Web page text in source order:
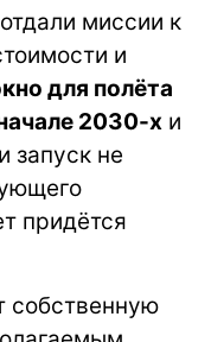
миссии к
и
для полёта
2030-х и
запуск не
придётся
собственную